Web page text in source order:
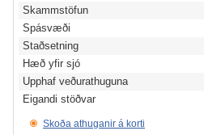
Skammstöfun
Spásvæði
Staðsetning
Hæð yfir sjó
Upphaf veðurathuguna
Eigandi stöðvar
Skoða athuganir á korti